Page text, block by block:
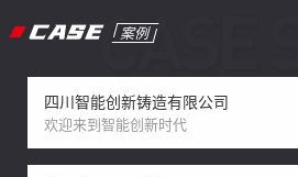
CASE 案例
四川智能创新铸造有限公司
欢迎来到智能创新时代